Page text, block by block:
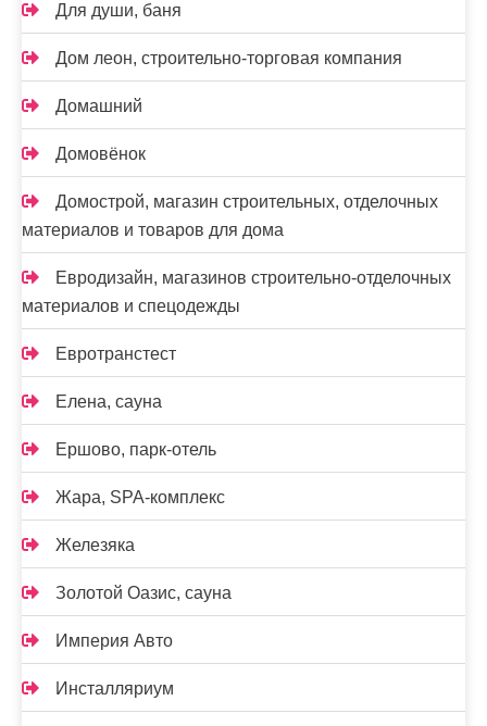
Для души, баня
Дом леон, строительно-торговая компания
Домашний
Домовёнок
Домострой, магазин строительных, отделочных
материалов и товаров для дома
Евродизайн, магазинов строительно-отделочных
материалов и спецодежды
Евротранстест
Елена, сауна
Ершово, парк-отель
Жара, SPA-комплекс
Железяка
Золотой Оазис, сауна
Империя Авто
Инсталляриум